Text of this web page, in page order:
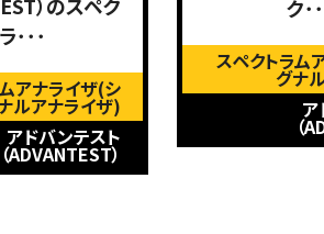
）のスペク
･･･
アナライザ(シ
ルアナライザ)
アドバンテスト
（ADVANTEST）
ク･
スペクトラム
グナ
ア
（